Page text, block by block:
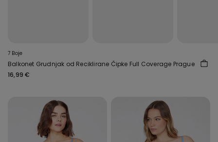
7 Boje
Balkonet Grudnjak od Reciklirane Čipke Full Coverage Prague
16,99 €